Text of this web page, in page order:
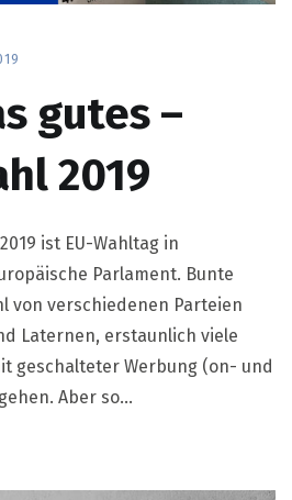
gutes –
2019
ist EU-Wahltag in
Parlament. Bunte
von verschiedenen Parteien
Laternen, erstaunlich viele
geschalteter Werbung (on- und
Aber so…